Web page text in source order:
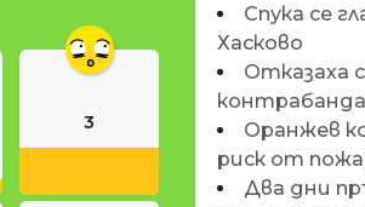
3
Спука се
Хасково
Отказаха
Оранжев
риск от
Два дни